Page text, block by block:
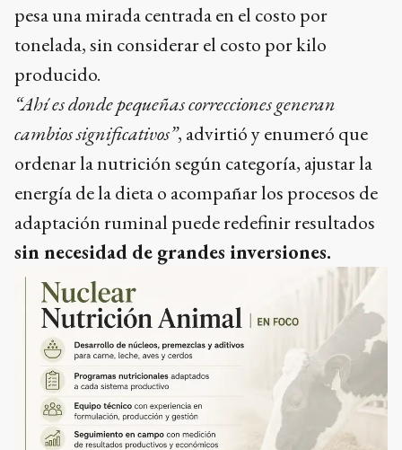
pesa una mirada centrada en el costo por
tonelada, sin considerar el costo por kilo
producido.
“Ahí es donde pequeñas correcciones generan
cambios significativos”, advirtió y enumeró que
ordenar la nutrición según categoría, ajustar la
energía de la dieta o acompañar los procesos de
adaptación ruminal puede redefinir resultados
sin necesidad de grandes inversiones.